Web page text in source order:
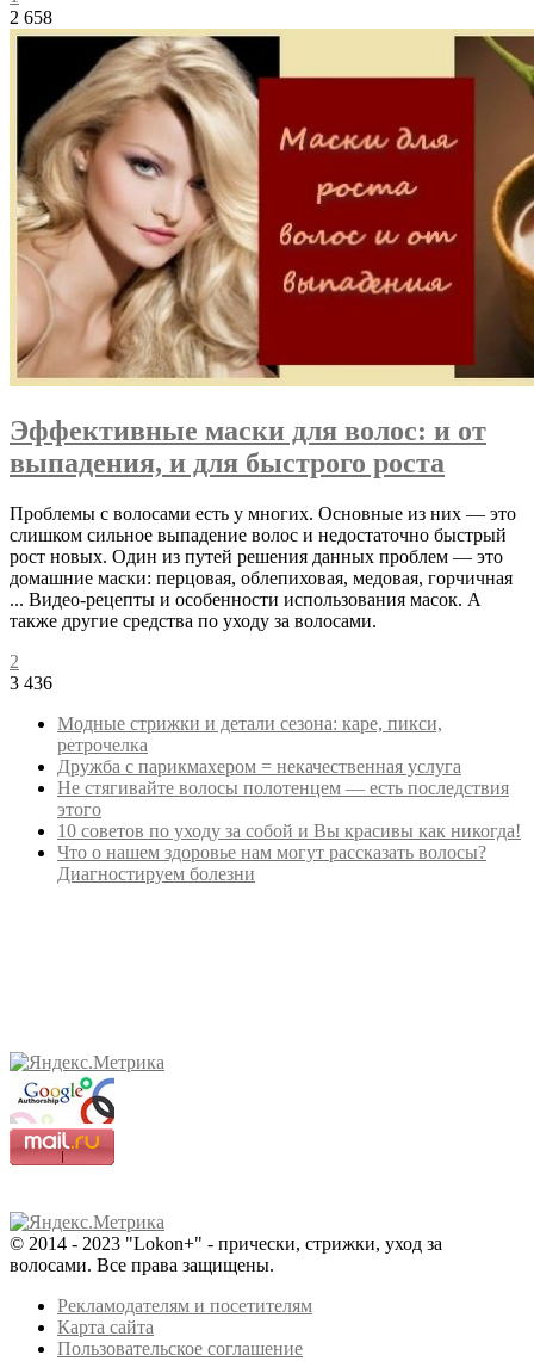
2 658
Эффективные маски для волос: и от
выпадения, и для быстрого роста
Проблемы с волосами есть у многих. Основные из них — это
слишком сильное выпадение волос и недостаточно быстрый
рост новых. Один из путей решения данных проблем — это
домашние маски: перцовая, облепиховая, медовая, горчичная
... Видео-рецепты и особенности использования масок. А
также другие средства по уходу за волосами.
2
3 436
Модные стрижки и детали сезона: каре, пикси,
ретрочелка
Дружба с парикмахером = некачественная услуга
Не стягивайте волосы полотенцем — есть последствия
этого
10 советов по уходу за собой и Вы красивы как никогда!
Что о нашем здоровье нам могут рассказать волосы?
Диагностируем болезни
© 2014 - 2023 "Lokon+" - прически, стрижки, уход за
волосами. Все права защищены.
Рекламодателям и посетителям
Карта сайта
Пользовательское соглашение